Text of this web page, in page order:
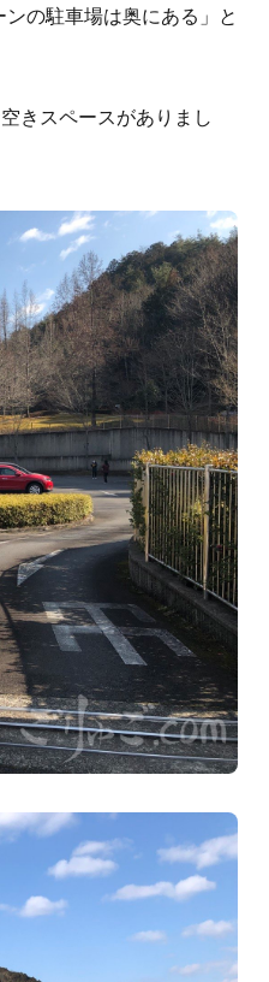
の駐車場は奥にある」と
きスペースがありまし